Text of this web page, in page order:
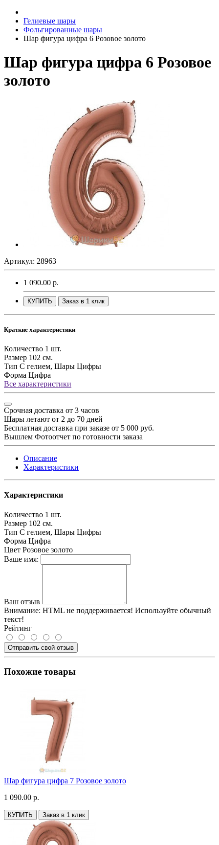
Гелиевые шары
Фольгированные шары
Шар фигура цифра 6 Розовое золото
Шар фигура цифра 6 Розовое
золото
Артикул: 28963
1 090.00 р.
КУПИТЬ Заказ в 1 клик
Краткие характеристики
Количество 1 шт.
Размер 102 см.
Тип С гелием, Шары Цифры
Форма Цифра
Все характеристики
Срочная доставка от 3 часов
Шары летают от 2 до 70 дней
Бесплатная доставка при заказе от 5 000 руб.
Вышлем Фотоотчет по готовности заказа
Описание
Характеристики
Характеристики
Количество 1 шт.
Размер 102 см.
Тип С гелием, Шары Цифры
Форма Цифра
Цвет Розовое золото
Ваше имя:
Ваш отзыв
Внимание: HTML не поддерживается! Используйте обычный
текст!
Рейтинг
Отправить свой отзыв
Похожие товары
Шар фигура цифра 7 Розовое золото
1 090.00 р.
КУПИТЬ Заказ в 1 клик